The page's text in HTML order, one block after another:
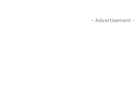
- Advertisement -